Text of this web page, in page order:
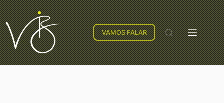
VAMOS FALAR